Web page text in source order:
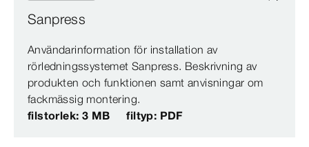
Sanpress
Användarinformation för installation av
rörledningssystemet Sanpress. Beskrivning av
produkten och funktionen samt anvisningar om
fackmässig montering.
filstorlek: 3 MB
filtyp: PDF